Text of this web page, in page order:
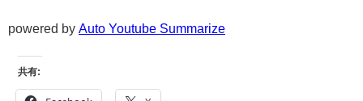
powered by Auto Youtube Summarize
共有: